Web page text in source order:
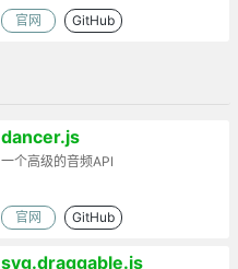
官网 GitHub
dancer.js
一个高级的音频API
官网 GitHub
svg.draggable.js